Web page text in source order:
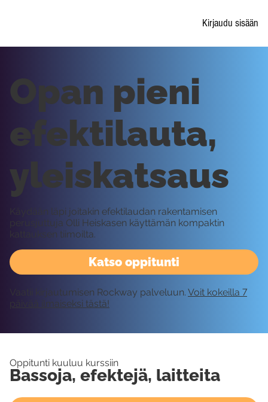
Kirjaudu sisään
Katso oppitunti
Opan pieni
efektilauta,
yleiskatsaus
Käydään läpi joitakin efektilaudan rakentamisen
perusjuttuja Olli Heiskasen käyttämän kompaktin
kattauksen tiimoilta.
Vaatii kirjautumisen Rockway palveluun. Voit kokeilla 7
päivää ilmaiseksi tästä!
Oppitunti kuuluu kurssiin
Bassoja, efektejä, laitteita